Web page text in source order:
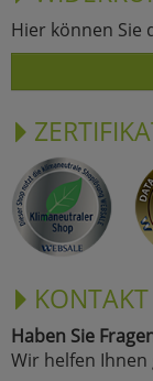
Hier können Sie
KONTAKT
Haben Sie
Wir helfen